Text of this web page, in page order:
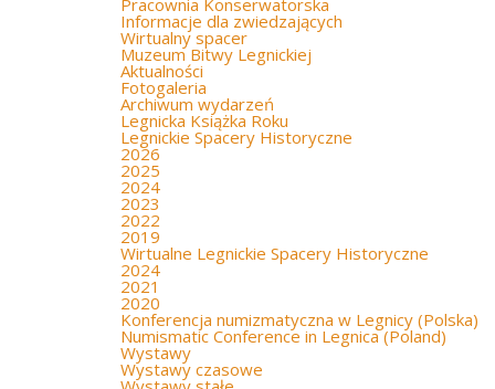
Pracownia Konserwatorska
Informacje dla zwiedzających
Wirtualny spacer
Muzeum Bitwy Legnickiej
Aktualności
Fotogaleria
Archiwum wydarzeń
Legnicka Książka Roku
Legnickie Spacery Historyczne
2026
2025
2024
2023
2022
2019
Wirtualne Legnickie Spacery Historyczne
2024
2021
2020
Konferencja numizmatyczna w Legnicy (Polska)
Numismatic Conference in Legnica (Poland)
Wystawy
Wystawy czasowe